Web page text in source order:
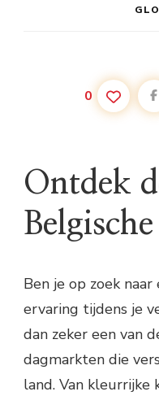
0
Ontdek
Ben je op zoek
ervaring tijdens je
dan zeker een van
dagmarkten die
land. Van kleurrijke